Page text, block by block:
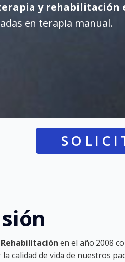
y rehabilitación
en terapia manual.
en el año 2008
calidad de vida de nuestros